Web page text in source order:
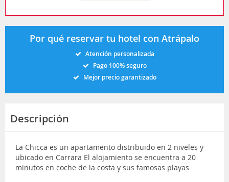
Por qué reservar tu hotel con Atrápalo
Atención personalizada
Pago 100% seguro
Mejor precio garantizado
Descripción
La Chicca es un apartamento distribuido en 2 niveles y
ubicado en Carrara El alojamiento se encuentra a 20
minutos en coche de la costa y sus famosas playas